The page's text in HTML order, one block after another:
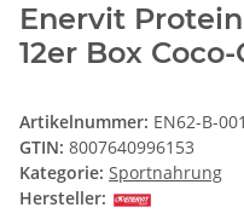
Enervit
12er Box
Artikelnummer: EN62-B-001
GTIN: 8007640996153
Kategorie: Sportnahrung
Hersteller: